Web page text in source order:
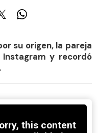
su origen, la pareja
Instagram y recordó